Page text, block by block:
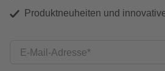
Produktneuheiten und
E-Mail-Adresse